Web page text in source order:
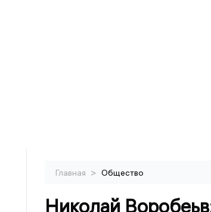
Главная > Общество
Николай